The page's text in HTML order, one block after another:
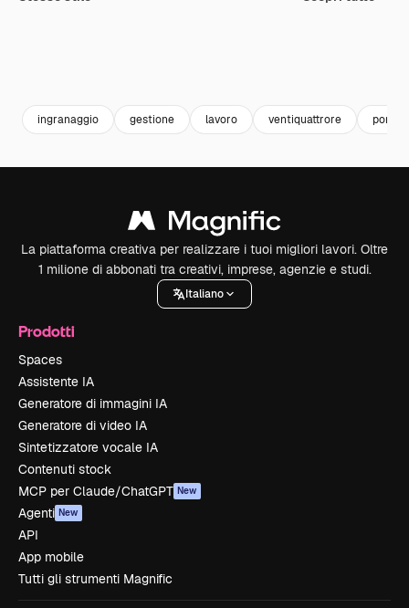
ingranaggio gestione lavoro ventiquattrore
La piattaforma creativa per realizzare i tuoi migliori lavori. Oltre
1 milione di abbonati tra creativi, imprese, agenzie e studi.
Italiano
Prodotti
Spaces
Assistente IA
Generatore di immagini IA
Generatore di video IA
Sintetizzatore vocale IA
Contenuti stock
MCP per Claude/ChatGPT New
Agenti New
API
App mobile
Tutti gli strumenti Magnific